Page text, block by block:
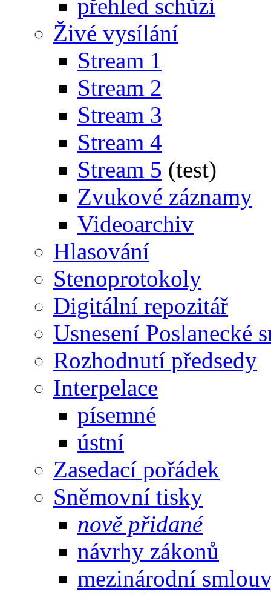
přehled schůzí
Živé vysílání
Stream 1
Stream 2
Stream 3
Stream 4
Stream 5 (test)
Zvukové záznamy
Videoarchiv
Hlasování
Stenoprotokoly
Digitální repozitář
Usnesení Poslanecké
Rozhodnutí předsedy
Interpelace
písemné
ústní
Zasedací pořádek
Sněmovní tisky
nově přidané
návrhy zákonů
mezinárodní